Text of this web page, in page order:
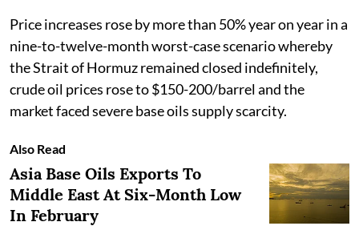
Price increases rose by more than 50% year on year in a
nine-to-twelve-month worst-case scenario whereby
the Strait of Hormuz remained closed indefinitely,
crude oil prices rose to $150-200/barrel and the
market faced severe base oils supply scarcity.
Also Read
Asia Base Oils Exports To
Middle East At Six-Month Low
In February